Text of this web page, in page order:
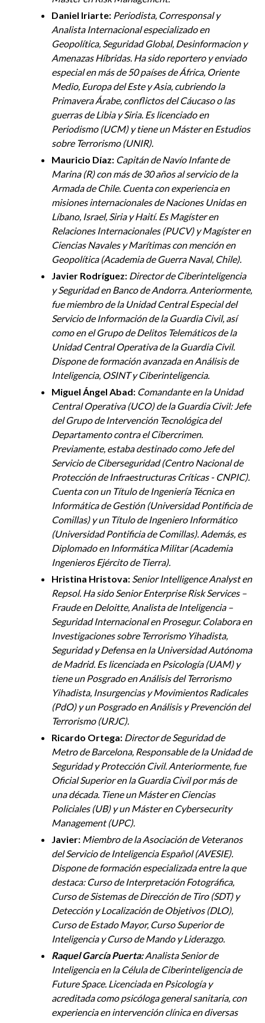
Daniel Iriarte: Periodista, Corresponsal y
Analista Internacional especializado en
Geopolítica, Seguridad Global, Desinformacion y
Amenazas Híbridas. Ha sido reportero y enviado
especial en más de 50 países de África, Oriente
Medio, Europa del Este y Asia, cubriendo la
Primavera Árabe, conflictos del Cáucaso o las
guerras de Libia y Siria. Es licenciado en
Periodismo (UCM) y tiene un Máster en Estudios
sobre Terrorismo (UNIR).
Mauricio Díaz: Capitán de Navío Infante de
Marina (R) con más de 30 años al servicio de la
Armada de Chile. Cuenta con experiencia en
misiones internacionales de Naciones Unidas en
Líbano, Israel, Siria y Haití. Es Magíster en
Relaciones Internacionales (PUCV) y Magíster en
Ciencias Navales y Marítimas con mención en
Geopolítica (Academia de Guerra Naval, Chile).
Javier Rodríguez: Director de Ciberinteligencia
y Seguridad en Banco de Andorra. Anteriormente,
fue miembro de la Unidad Central Especial del
Servicio de Información de la Guardia Civil, así
como en el Grupo de Delitos Telemáticos de la
Unidad Central Operativa de la Guardia Civil.
Dispone de formación avanzada en Análisis de
Inteligencia, OSINT yCiberinteligencia.
Miguel Ángel Abad: Comandante en la Unidad
Central Operativa (UCO) de la Guardia Civil: Jefe
del Grupo de Intervención Tecnológica del
Departamento contra el Cibercrimen.
Previamente, estaba destinado como Jefe del
Servicio de Ciberseguridad (Centro Nacional de
Protección de Infraestructuras Críticas - CNPIC).
Cuenta con un Título de Ingeniería Técnica en
Informática de Gestión (Universidad Pontificia de
Comillas) y un Título de Ingeniero Informático
(Universidad Pontificia de Comillas). Además, es
Diplomado en Informática Militar (Academia
Ingenieros Ejército de Tierra).
Hristina Hristova: Senior Intelligence Analyst en
Repsol. Ha sido Senior Enterprise Risk Services –
Fraude en Deloitte, Analista de Inteligencia –
Seguridad Internacional en Prosegur. Colabora en
Investigaciones sobre Terrorismo Yihadista,
Seguridad y Defensa en la Universidad Autónoma
de Madrid. Es licenciada en Psicología (UAM) y
tiene un Posgrado en Análisis del Terrorismo
Yihadista, Insurgencias y Movimientos Radicales
(PdO) y un Posgrado en Análisis y Prevención del
Terrorismo (URJC).
Ricardo Ortega: Director de Seguridad de
Metro de Barcelona, Responsable de la Unidad de
Seguridad y Protección Civil. Anteriormente, fue
Oficial Superior en la Guardia Civil por más de
una década. Tiene un Máster en Ciencias
Policiales (UB) y un Máster en Cybersecurity
Management (UPC).
Javier: Miembro de la Asociación de Veteranos
del Servicio de Inteligencia Español (AVESIE).
Dispone de formación especializada entre la que
destaca: Curso de Interpretación Fotográfica,
Curso de Sistemas de Dirección de Tiro (SDT) y
Detección y Localización de Objetivos (DLO),
Curso de Estado Mayor, Curso Superior de
Inteligencia y Curso de Mando y Liderazgo.
Raquel García Puerta:Analista Senior de
Inteligencia en la Célula de Ciberinteligencia de
Future Space. Licenciada en Psicología y
acreditada como psicóloga general sanitaria, con
experiencia en intervención clínica en diversas